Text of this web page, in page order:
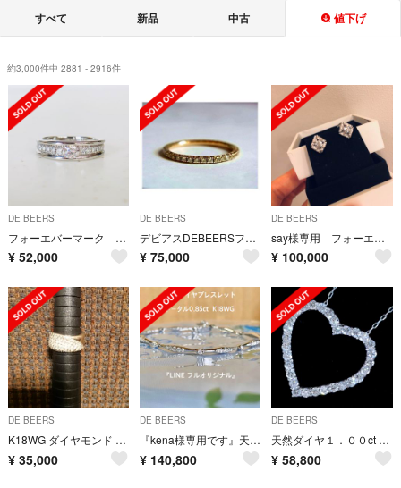
すべて 新品 中古 値下げ
約3,000件中 2881 - 2916件
DE BEERS
フォーエバーマーク ダイヤモンド エタニティ リング
¥ 52,000
DE BEERS
デビアスDEBEERSフルエタニティ ダイヤk18金リング指輪10.5号750
¥ 75,000
DE BEERS
say様専用 フォーエバーマーク
¥ 100,000
DE BEERS
K18WG ダイヤモンド リング
¥ 35,000
DE BEERS
『kena様専用です』天然ダイヤブレスレット 0.85ct LINEオリジナル
¥ 140,800
DE BEERS
天然ダイヤ１．００ct 最高級プラチナ無垢
¥ 58,800